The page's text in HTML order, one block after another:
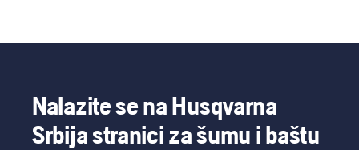
Nalazite se na Husqvarna
Srbija stranici za šumu i baštu